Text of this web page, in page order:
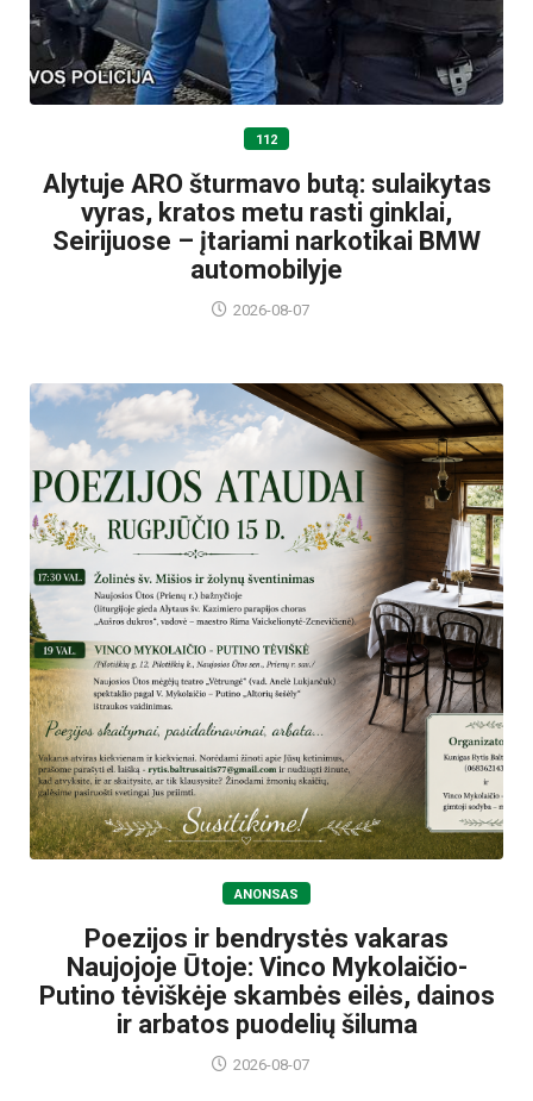
112
Alytuje ARO šturmavo butą: sulaikytas
vyras, kratos metu rasti ginklai,
Seirijuose – įtariami narkotikai BMW
automobilyje
2026-08-07
ANONSAS
Poezijos ir bendrystės vakaras
Naujojoje Ūtoje: Vinco Mykolaičio-
Putino tėviškėje skambės eilės, dainos
ir arbatos puodelių šiluma
2026-08-07